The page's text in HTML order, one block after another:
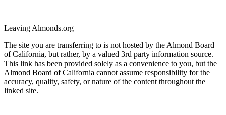
Leaving Almonds.org
The site you are transferring to is not hosted by the Almond Board
of California, but rather, by a valued 3rd party information source.
This link has been provided solely as a convenience to you, but the
Almond Board of California cannot assume responsibility for the
accuracy, quality, safety, or nature of the content throughout the
linked site.